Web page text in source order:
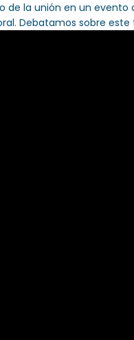
de la unión en un
Debatamos sobre